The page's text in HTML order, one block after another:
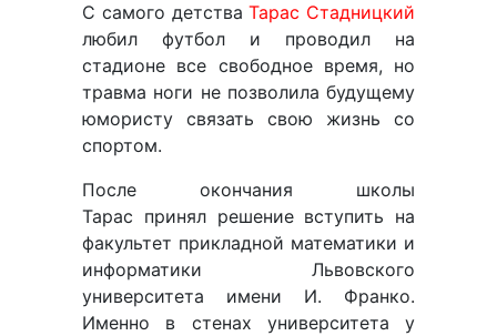
С самого детстваТарас Стадницкий
любил футбол и проводил на
стадионе все свободное время, но
травма ноги не позволила будущему
юмористу связать свою жизнь со
спортом.
После окончания школы
Тарас принял решение вступить на
факультет прикладной математики и
информатики Львовского
университета имени И. Франко.
Именно в стенах университета у